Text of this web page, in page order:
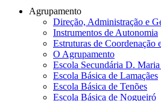
Agrupamento
Direção, Administração e
Instrumentos de Autonomia
Estruturas de Coordenação
O Agrupamento
Escola Secundária D.
Escola Básica de Lamaçães
Escola Básica de Tenões
Escola Básica de Nogueiró